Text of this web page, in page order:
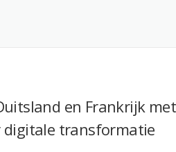
en Frankrijk met
digitale transformatie